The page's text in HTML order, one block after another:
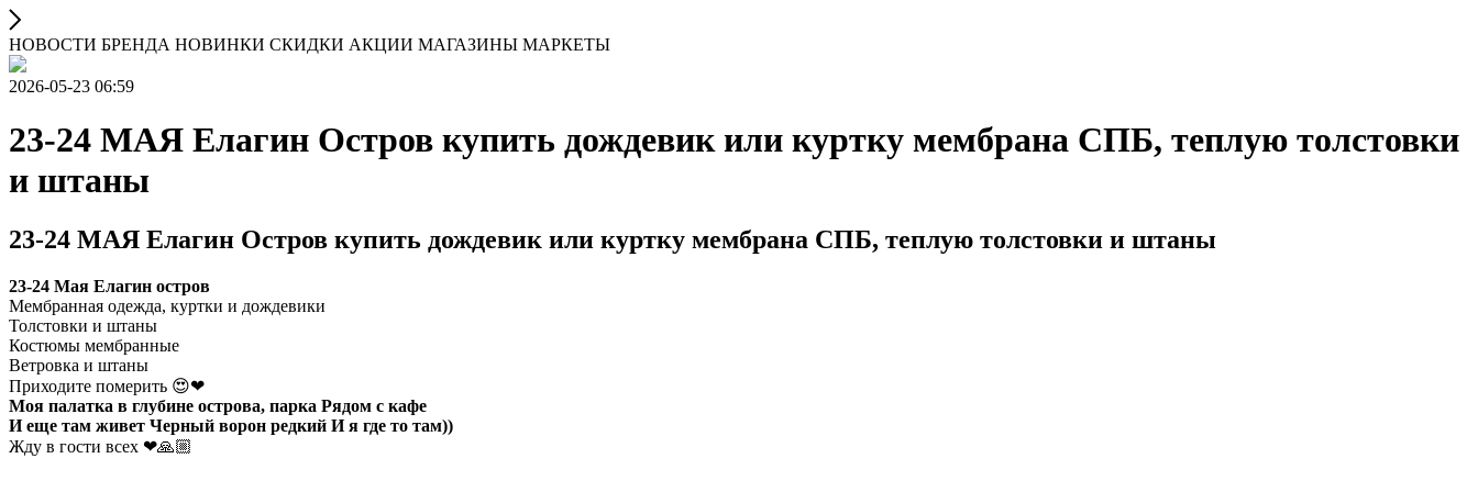
НОВОСТИ БРЕНДА НОВИНКИ СКИДКИ АКЦИИ МАГАЗИНЫ МАРКЕТЫ
2026-05-23 06:59
23-24 МАЯ Елагин Остров купить дождевик или куртку мембрана СПБ, теплую толстовки
и штаны
23-24 МАЯ Елагин Остров купить дождевик или куртку мембрана СПБ, теплую толстовки и штаны
23-24 Мая Елагин остров
Мембранная одежда, куртки и дождевики
Толстовки и штаны
Костюмы мембранные
Ветровка и штаны
Приходите померить 😍❤
Моя палатка в глубине острова, парка Рядом с кафе
И еще там живет Черный ворон редкий И я где то там))
Жду в гости всех ❤🙏🏼